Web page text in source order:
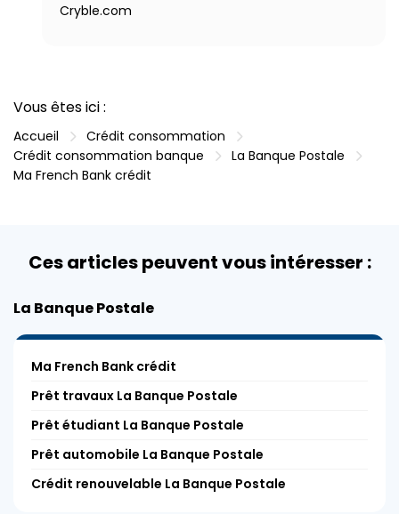
Cryble.com
Vous êtes ici :
Accueil
Crédit consommation
Crédit consommation banque
La Banque Postale
Ma French Bank crédit
Ces articles peuvent vous intéresser :
La Banque Postale
Ma French Bank crédit
Prêt travaux La Banque Postale
Prêt étudiant La Banque Postale
Prêt automobile La Banque Postale
Crédit renouvelable La Banque Postale